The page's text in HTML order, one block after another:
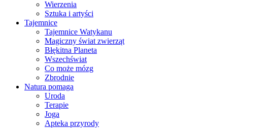
Wierzenia
Sztuka i artyści
Tajemnice
Tajemnice Watykanu
Magiczny świat zwierząt
Błękitna Planeta
Wszechświat
Co może mózg
Zbrodnie
Natura pomaga
Uroda
Terapie
Joga
Apteka przyrody